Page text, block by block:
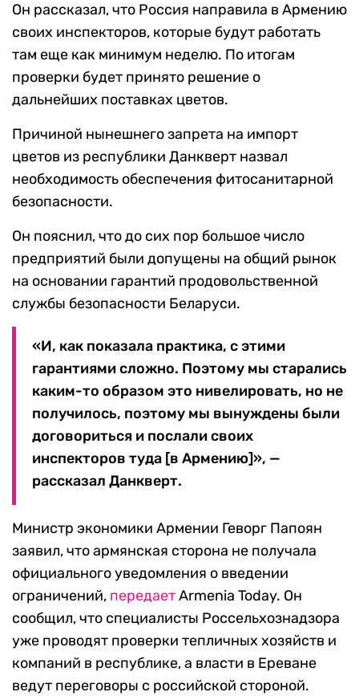
Он рассказал, что Россия направила в Армению
своих инспекторов, которые будут работать
там еще как минимум неделю. По итогам
проверки будет принято решение о
дальнейших поставках цветов.
Причиной нынешнего запрета на импорт
цветов из республики Данкверт назвал
необходимость обеспечения фитосанитарной
безопасности.
Он пояснил, что до сих пор большое число
предприятий были допущены на общий рынок
на основании гарантий продовольственной
службы безопасности Беларуси.
«И, как показала практика, с этими
гарантиями сложно. Поэтому мы старались
каким-то образом это нивелировать, но не
получилось, поэтому мы вынуждены были
договориться и послали своих
инспекторов туда [в Армению]», —
рассказал Данкверт.
Министр экономики Армении Геворг Папоян
заявил, что армянская сторона не получала
официального уведомления о введении
ограничений, передаетArmenia Today. Он
сообщил, что специалисты Россельхознадзора
уже проводят проверки тепличных хозяйств и
компаний в республике, а власти в Ереване
ведут переговоры с российской стороной.